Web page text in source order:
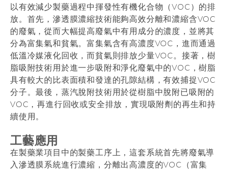
以有效減少製藥過程中揮發性有機化合物（VOC）的排
放。首先，滲透膜濃縮技術能夠高效分離和濃縮含VOC
的廢氣，從而大幅提高廢氣中有用成分的濃度，並將其
分為富集氣和貧氣。富集氣含有高濃度VOC，進而通過
低溫冷媒液化回收，而貧氣則排放少量VOC。接著，樹
脂吸附技術用於進一步吸附和淨化廢氣中的VOC，樹脂
具有較大的比表面積和發達的孔隙結構，有效捕捉VOC
分子。最後，蒸汽脫附技術用於從樹脂中脫附已吸附的
VOC，再進行回收或安全排放，實現吸附劑的再生和持
續使用。
工藝應用
在製藥業項目中的製藥工序上，這套系統首先將廢氣導
入滲透膜系統進行濃縮，分離出高濃度的VOC（富集